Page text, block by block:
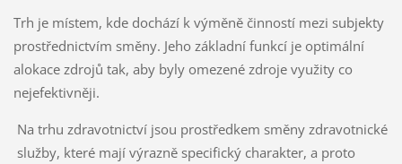
Trh je místem, kde dochází k výměně činností mezi subjekty
prostřednictvím směny. Jeho základní funkcí je optimální
alokace zdrojů tak, aby byly omezené zdroje využity co
nejefektivněji.
Na trhu zdravotnictví jsou prostředkem směny zdravotnické
služby, které mají výrazně specifický charakter, a proto